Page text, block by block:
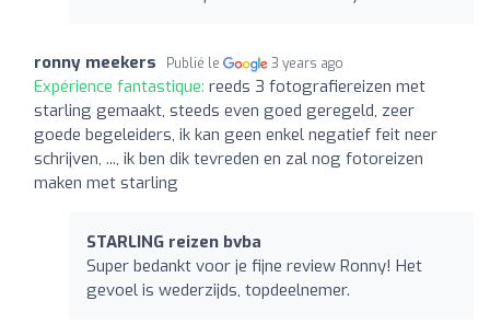
ronny meekers Publié le 3 years ago
Expérience fantastique: reeds 3 fotografiereizen met
starling gemaakt, steeds even goed geregeld, zeer
goede begeleiders, ik kan geen enkel negatief feit neer
schrijven, ..., ik ben dik tevreden en zal nog fotoreizen
maken met starling
STARLING reizen bvba
Super bedankt voor je fijne review Ronny! Het
gevoel is wederzijds, topdeelnemer.